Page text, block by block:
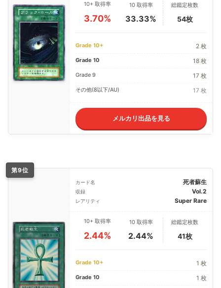
10+ 取得率
3.70%
10 取得率
33.33%
総鑑定枚数
54枚
Grade 10+ 2 枚
Grade 10 18 枚
Grade 9 17 枚
その他(8以下/AU) 17 枚
メルカリ出品を見る
第9位
カード名 死者蘇生
収録 Vol.2
レアリティ Super Rare
10+ 取得率
2.44%
10 取得率
2.44%
総鑑定枚数
41枚
Grade 10+ 1 枚
Grade 10 1 枚